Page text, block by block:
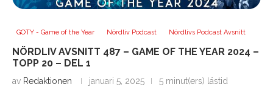
GOTY - Game of the Year Nördliv Podcast Nördlivs Podcast Avsnitt
NÖRDLIV AVSNITT 487 – GAME OF THE YEAR 2024 –
TOPP 20 – DEL 1
av Redaktionen januari 5, 2025 5 minut(ers) lästid